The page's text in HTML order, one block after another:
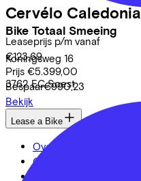
Bike Totaal Smeeing
Koningsweg 16
3762 EC Soest
Cervélo
Leaseprijs p/m vanaf
€123,69
Prijs €5.399,00
Bespaar€990,23
Bekijk
Lease a Bike
Over ons
Onze collega's